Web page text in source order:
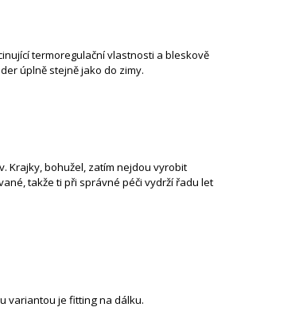
termoregulační vlastnosti a bleskově
úplně stejně jako do zimy.
Krajky, bohužel, zatím nejdou vyrobit
takže ti při správné péči vydrží řadu let
variantou je fitting na dálku.